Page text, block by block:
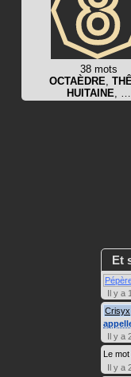
38 mots
OCTAÈDRE,
HUITAINE, …
Et
Il y a
Crisyx
Il y a
Le mot
Il y a